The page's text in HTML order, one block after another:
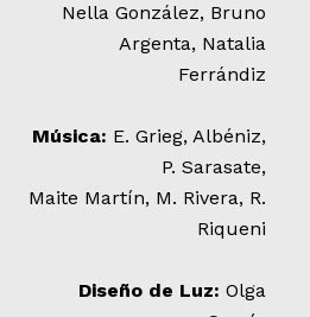
Nella González, Bruno
Argenta, Natalia
Ferrándiz
Música: E. Grieg, Albéniz,
P. Sarasate,
Maite Martín, M. Rivera, R.
Riqueni
Diseño de Luz: Olga